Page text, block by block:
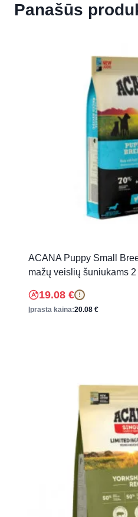
Panašūs
ACANA Puppy Small
mažų veislių šuniukams 2
19.08 € !
Įprasta kaina:20.08 €